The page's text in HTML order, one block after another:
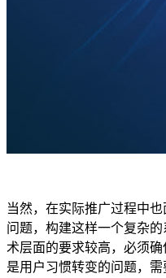
当然，在实际推广过程中
问题，构建这样一个复杂
术层面的要求较高，必须
是用户习惯转变的问题，